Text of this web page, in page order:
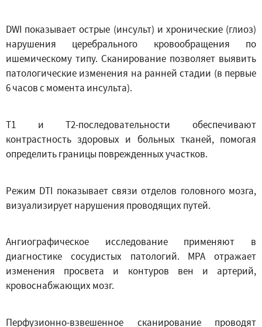
DWI показывает острые (инсульт) и хронические (глиоз)
нарушения церебрального кровообращения по
ишемическому типу. Сканирование позволяет выявить
патологические изменения на ранней стадии (в первые
6 часов с момента инсульта).
Т1 и Т2-последовательности обеспечивают
контрастность здоровых и больных тканей, помогая
определить границы поврежденных участков.
Режим DTI показывает связи отделов головного мозга,
визуализирует нарушения проводящих путей.
Ангиографическое исследование применяют в
диагностике сосудистых патологий. МРА отражает
изменения просвета и контуров вен и артерий,
кровоснабжающих мозг.
Перфузионно-взвешенное сканирование проводят